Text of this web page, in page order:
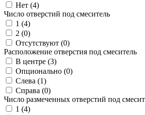
Нет (4)
Число отверстий под смеситель
1 (4)
2 (0)
Отсутствуют (0)
Расположение отверстия под смеситель
В центре (3)
Опционально (0)
Слева (1)
Справа (0)
Число размеченных отверстий под
1 (4)